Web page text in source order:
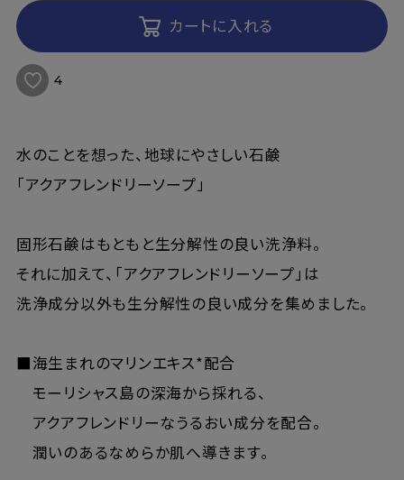
カートに入れる
4
水のことを想った、地球にやさしい石鹸
「アクアフレンドリーソープ」
固形石鹸はもともと生分解性の良い洗浄料。
それに加えて、「アクアフレンドリーソープ」は
洗浄成分以外も生分解性の良い成分を集めました。
■海生まれのマリンエキス*配合
モーリシャス島の深海から採れる、
アクアフレンドリーなうるおい成分を配合。
潤いのあるなめらか肌へ導きます。